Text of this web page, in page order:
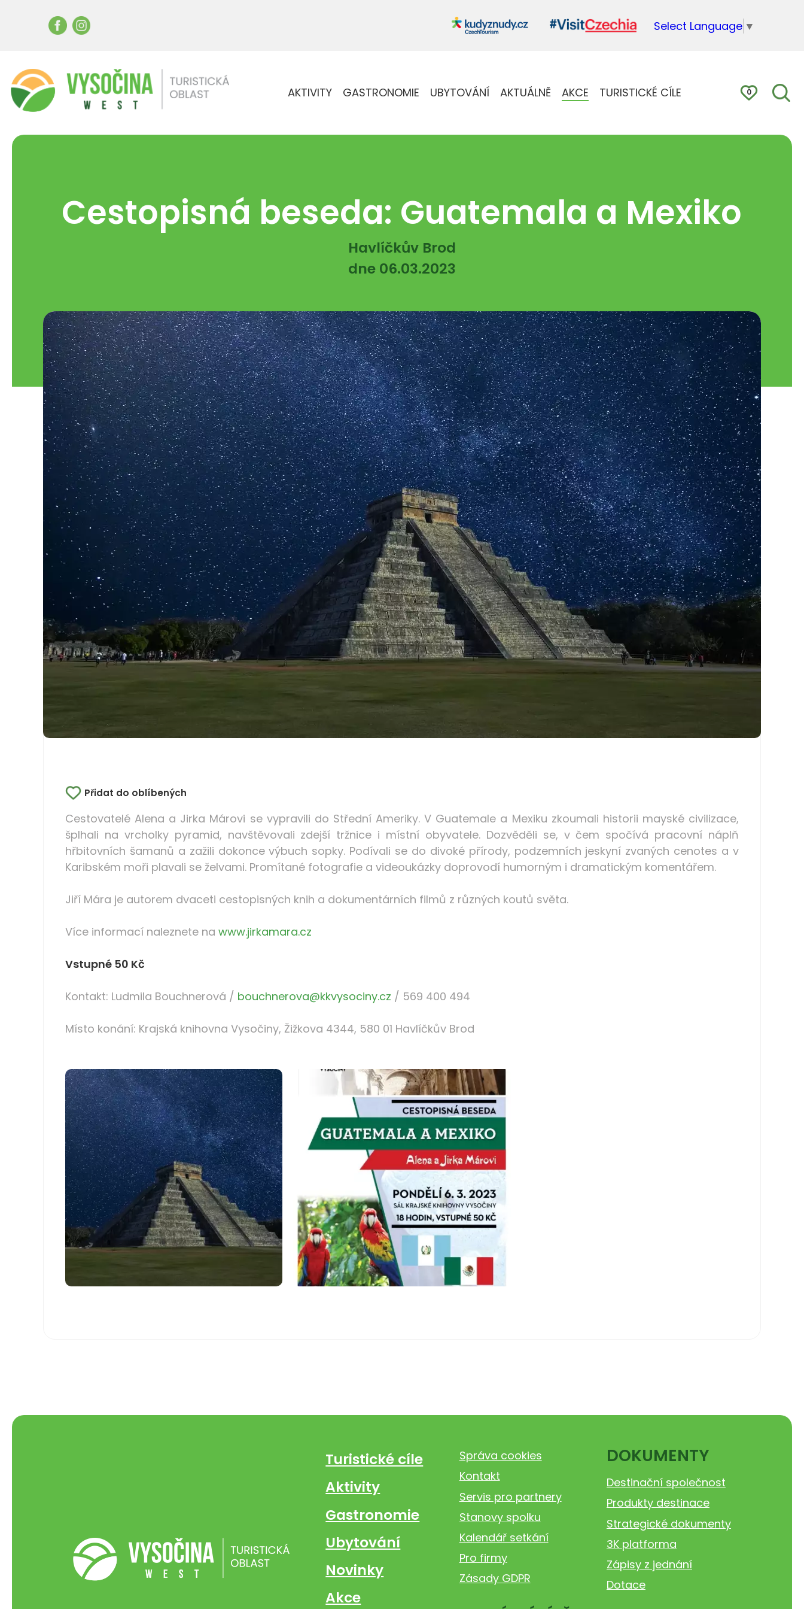
Select Language ▼
AKTIVITY GASTRONOMIE UBYTOVÁNÍ AKTUÁLNĚ AKCE TURISTICKÉ CÍLE 0
Cestopisná beseda: Guatemala a Mexiko
Havlíčkův Brod
dne 06.03.2023
Přidat do oblíbených
Cestovatelé Alena a Jirka Márovi se vypravili do Střední Ameriky. V Guatemale a Mexiku zkoumali historii mayské civilizace,
šplhali na vrcholky pyramid, navštěvovali zdejší tržnice i místní obyvatele. Dozvěděli se, v čem spočívá pracovní náplň
hřbitovních šamanů a zažili dokonce výbuch sopky. Podívali se do divoké přírody, podzemních jeskyní zvaných cenotes a v
Karibském moři plavali se želvami. Promítané fotografie a videoukázky doprovodí humorným i dramatickým komentářem.
Jiří Mára je autorem dvaceti cestopisných knih a dokumentárních filmů z různých koutů světa.
Více informací naleznete na www.jirkamara.cz
Vstupné 50 Kč
Kontakt: Ludmila Bouchnerová / bouchnerova@kkvysociny.cz / 569 400 494
Místo konání: Krajská knihovna Vysočiny, Žižkova 4344, 580 01 Havlíčkův Brod
Turistické cíle
Aktivity
Gastronomie
Ubytování
Novinky
Akce
Správa cookies
Kontakt
Servis pro partnery
Stanovy spolku
Kalendář setkání
Pro firmy
Zásady GDPR
DOKUMENTY
Destinační společnost
Produkty destinace
Strategické dokumenty
3K platforma
Zápisy z jednání
Dotace